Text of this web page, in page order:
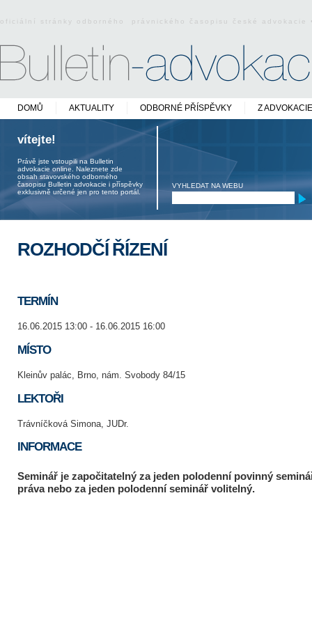
oficiální stránky odborného právnického časopisu české
DOMŮ AKTUALITY ODBORNÉ PŘÍSPĚVKY Z ADVOKACIE
vítejte!
Právě jste vstoupili na Bulletin
advokacie online. Naleznete zde
obsah stavovského odborného
časopisu Bulletin advokacie i příspěvky
exklusivně určené jen pro tento portál.
VYHLEDAT NA WEBU
ROZHODČÍ ŘÍZENÍ
TERMÍN
16.06.2015 13:00 - 16.06.2015 16:00
MÍSTO
Kleinův palác, Brno, nám. Svobody 84/15
LEKTOŘI
Trávníčková Simona, JUDr.
INFORMACE
Seminář je započitatelný za jeden polodenní povinný
práva nebo za jeden polodenní seminář volitelný.